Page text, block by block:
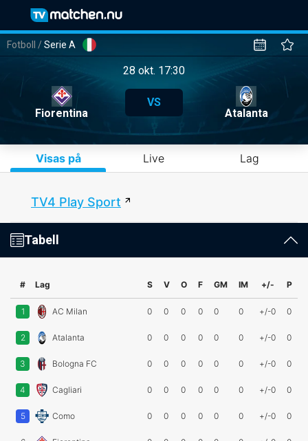
Fotboll /Serie A
28 okt. 17:30
Fiorentina
VS
Atalanta
Visas på Live Lag
TV4 Play Sport
Tabell
# Lag S V O F GM IM +/- P
1 AC Milan 0 0 0 0 0 0 +/-0 0
2 Atalanta 0 0 0 0 0 0 +/-0 0
3 Bologna FC 0 0 0 0 0 0 +/-0 0
4 Cagliari 0 0 0 0 0 0 +/-0 0
5 Como 0 0 0 0 0 0 +/-0 0